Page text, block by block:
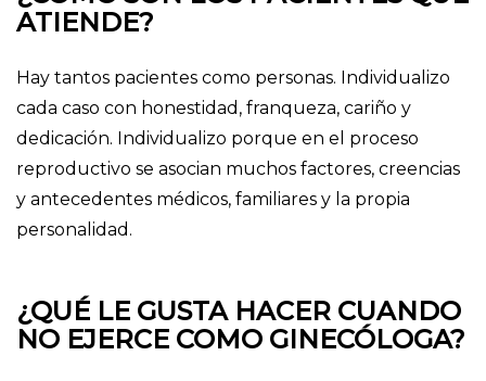
ATIENDE?
Hay tantos pacientes como personas. Individualizo
cada caso con honestidad, franqueza, cariño y
dedicación. Individualizo porque en el proceso
reproductivo se asocian muchos factores, creencias
y antecedentes médicos, familiares y la propia
personalidad.
¿QUÉ LE GUSTA HACER CUANDO
NO EJERCE COMO GINECÓLOGA?